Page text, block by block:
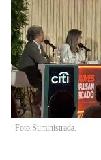
Foto:Suministrada.